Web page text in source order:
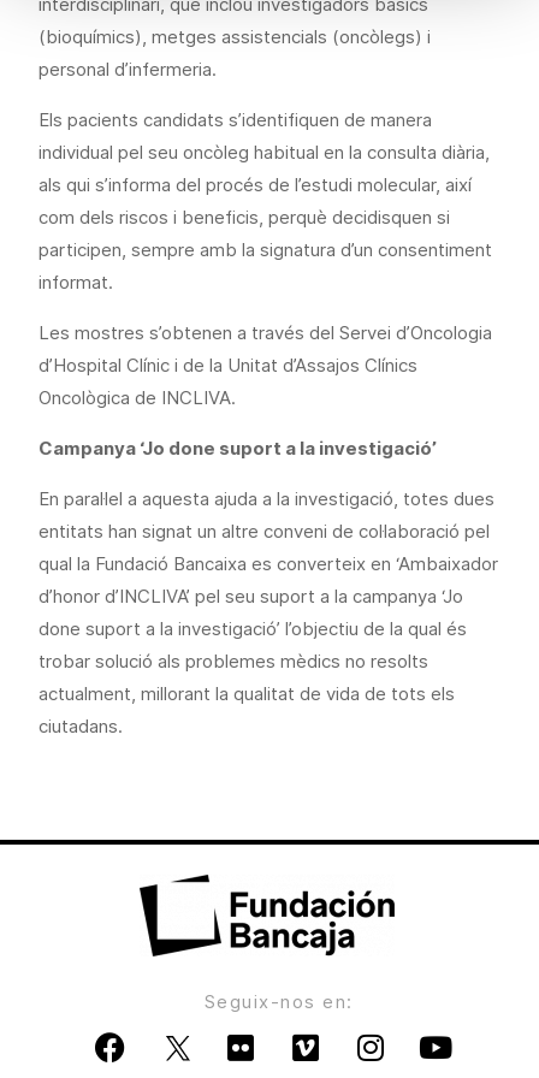
(bioquímics), metges assistencials (oncòlegs) i
personal d’infermeria.
Els pacients candidats s’identifiquen de manera
individual pel seu oncòleg habitual en la consulta diària,
als qui s’informa del procés de l’estudi molecular, així
com dels riscos i beneficis, perquè decidisquen si
participen, sempre amb la signatura d’un consentiment
informat.
Les mostres s’obtenen a través del Servei d’Oncologia
d’Hospital Clínic i de la Unitat d’Assajos Clínics
Oncològica de INCLIVA.
Campanya ‘Jo done suport a la investigació’
En paral·lel a aquesta ajuda a la investigació, totes dues
entitats han signat un altre conveni de col·laboració pel
qual la Fundació Bancaixa es converteix en ‘Ambaixador
d’honor d’INCLIVA’ pel seu suport a la campanya ‘Jo
done suport a la investigació’ l’objectiu de la qual és
trobar solució als problemes mèdics no resolts
actualment, millorant la qualitat de vida de tots els
ciutadans.
Seguix-nos en: